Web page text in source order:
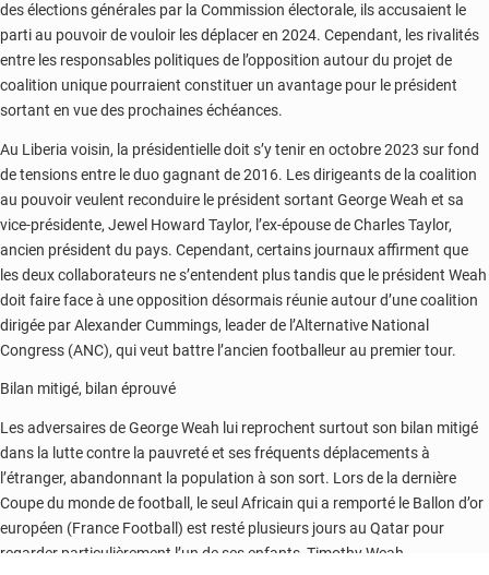
des élections générales par la Commission électorale, ils accusaient le
parti au pouvoir de vouloir les déplacer en 2024. Cependant, les rivalités
entre les responsables politiques de l’opposition autour du projet de
coalition unique pourraient constituer un avantage pour le président
sortant en vue des prochaines échéances.
Au Liberia voisin, la présidentielle doit s’y tenir en octobre 2023 sur fond
de tensions entre le duo gagnant de 2016. Les dirigeants de la coalition
au pouvoir veulent reconduire le président sortant George Weah et sa
vice-présidente, Jewel Howard Taylor, l’ex-épouse de Charles Taylor,
ancien président du pays. Cependant, certains journaux affirment que
les deux collaborateurs ne s’entendent plus tandis que le président Weah
doit faire face à une opposition désormais réunie autour d’une coalition
dirigée par Alexander Cummings, leader de l’Alternative National
Congress (ANC), qui veut battre l’ancien footballeur au premier tour.
Bilan mitigé, bilan éprouvé
Les adversaires de George Weah lui reprochent surtout son bilan mitigé
dans la lutte contre la pauvreté et ses fréquents déplacements à
l’étranger, abandonnant la population à son sort. Lors de la dernière
Coupe du monde de football, le seul Africain qui a remporté le Ballon d’or
européen (France Football) est resté plusieurs jours au Qatar pour
regarder particulièrement l’un de ses enfants, Timothy Weah,